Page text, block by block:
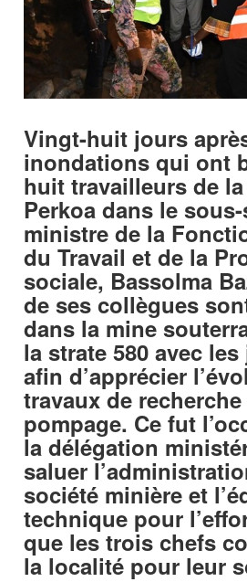
Vingt-huit jours
inondations qui ont
huit travailleurs de
Perkoa dans le
ministre de la
du Travail et de la
sociale, Bassolma
de ses collègues
dans la mine
la strate 580 avec
afin d’apprécier
travaux de
pompage. Ce fut
la délégation
saluer
société minière et
technique pour
que les trois chefs
la localité pour leur